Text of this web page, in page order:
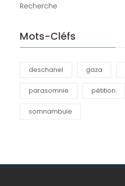
Recherche
Mots-Cléfs
deschanel gaza
parasomnie pétition
somnambule